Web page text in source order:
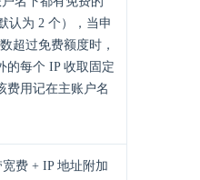
认为 2 个），当申
超过免费额度时，
的每个 IP 收取固定
费用记在主账户名
费 + IP 地址附加